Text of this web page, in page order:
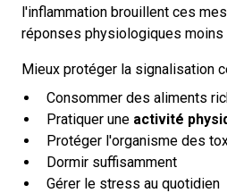
l'inflammation brouillent ces
réponses physiologiques moins
Mieux protéger la signalisation
Consommer des aliments
Pratiquer une activité
Protéger l'organisme des
Dormir suffisamment
Gérer le stress au quotidien